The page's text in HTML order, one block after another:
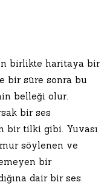
birlikte haritaya bir
bir süre sonra bu
belleği olur.
bir ses
bir tilki gibi. Yuvası
söylenen ve
bir
dair bir ses.